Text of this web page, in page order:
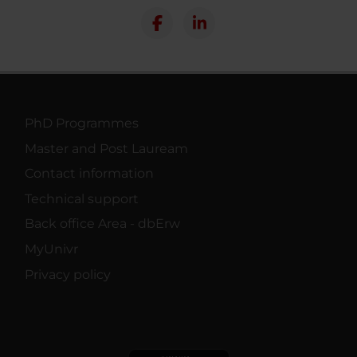
PhD Programmes
Master and Post Lauream
Contact information
Technical support
Back office Area - dbErw
MyUnivr
Privacy policy